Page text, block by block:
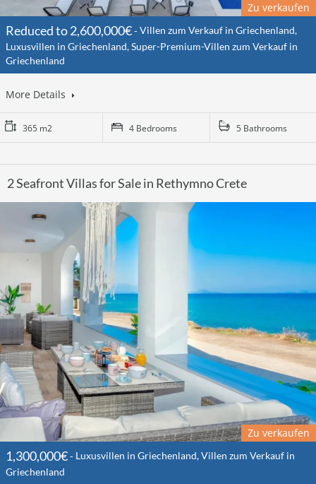
Zu verkaufen
Reduced to 2,600,000€
Villen zum Verkauf in Griechenland,
Luxusvillen in Griechenland, Super-Premium-Villen zum Verkauf in
Griechenland
More Details
365 m2 4 Bedrooms 5 Bathrooms
2 Seafront Villas for Sale in Rethymno Crete
Zu verkaufen
1,300,000€
Luxusvillen in Griechenland, Villen zum Verkauf in
Griechenland